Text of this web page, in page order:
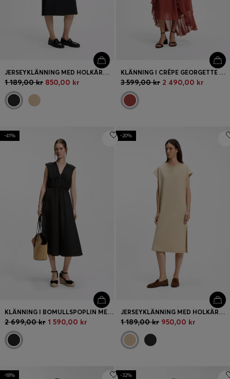
JERSEYKLÄNNING MED HOLKÄRM OCH LOGGA
1 189,00 kr 850,00 kr
KLÄNNING I CRÊPE GEORGETTE MED EN AVTAGBAR SCARF
3 599,00 kr 2 490,00 kr
-41%
KLÄNNING I BOMULLSPOPLIN MED RYNKADE DETALJER
2 699,00 kr 1 590,00 kr
-20%
JERSEYKLÄNNING MED HOLKÄRM OCH LOGGA
1 189,00 kr 950,00 kr
-18% -32%